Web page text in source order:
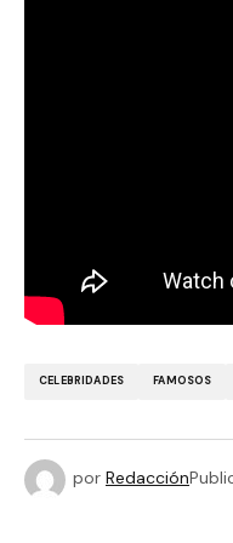
CELEBRIDADES FAMOSOS
por Redacción